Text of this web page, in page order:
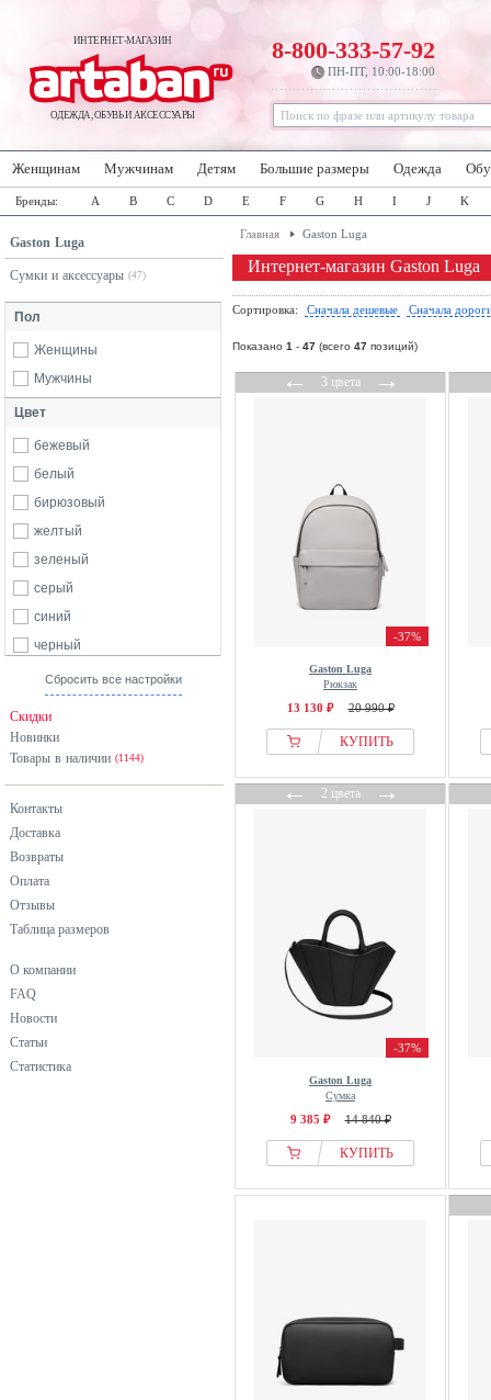
ИНТЕРНЕТ-МАГАЗИН
ОДЕЖДА, ОБУВЬ И АКСЕССУАРЫ
8-800-333-57-92
ПН-ПТ, 10:00-18:00
Женщинам Мужчинам Детям Большие размеры Одежда
Бренды: A B C D E F G H I J K
Gaston Luga
Сумки и аксессуары (47)
Пол
Женщины
Мужчины
Цвет
бежевый
белый
бирюзовый
желтый
зеленый
серый
синий
черный
Сбросить все настройки
Скидки
Новинки
Товары в наличии (1144)
Контакты
Доставка
Возвраты
Оплата
Отзывы
Таблица размеров
О компании
FAQ
Новости
Статьи
Статистика
Главная Gaston Luga
Интернет-магазин Gaston Luga
Сортировка: Сначала дешевые Сначала
Показано 1 - 47 (всего 47 позиций)
←3 цвета→
-37%
Gaston Luga
Рюкзак
13 130 ₽ 20 990 ₽
КУПИТЬ
←2 цвета→
-37%
Gaston Luga
Сумка
9 385 ₽ 14 840 ₽
КУПИТЬ